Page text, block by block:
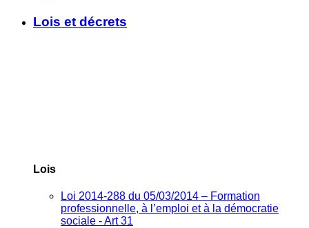
Lois et décrets
Lois
Loi 2014-288 du 05/03/2014 – Formation
professionnelle, à l’emploi et à la démocratie
sociale - Art 31